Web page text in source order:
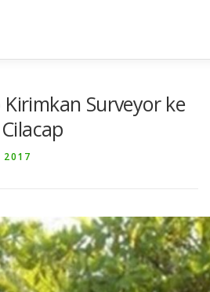
ID
Surveyor ke
2017